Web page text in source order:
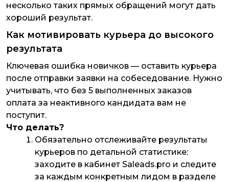
несколько таких прямых обращений могут дать
хороший результат.
Как мотивировать курьера до высокого
результата
Ключевая ошибка новичков — оставить курьера
после отправки заявки на собеседование. Нужно
учитывать, что без 5 выполненных заказов
оплата за неактивного кандидата вам не
поступит.
Что делать?
Обязательно отслеживайте результаты
курьеров по детальной статистике:
заходите в кабинет Saleads.pro и следите
за каждым конкретным лидом в разделе